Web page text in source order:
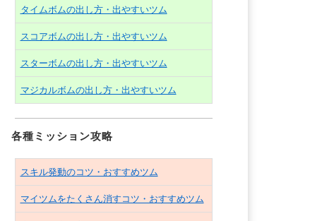
タイムボムの出し方・出やすいツム
スコアボムの出し方・出やすいツム
スターボムの出し方・出やすいツム
マジカルボムの出し方・出やすいツム
各種ミッション攻略
スキル発動のコツ・おすすめツム
マイツムをたくさん消すコツ・おすすめツム